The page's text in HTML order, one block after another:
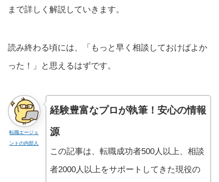
まで詳しく解説していきます。
読み終わる頃には、「もっと早く相談しておけばよか
った！」と思えるはずです。
転職エージェ
ントの内部人
経験豊富なプロが執筆！安心の情報
源
この記事は、転職成功者500人以上、相談
者2000人以上をサポートしてきた現役の